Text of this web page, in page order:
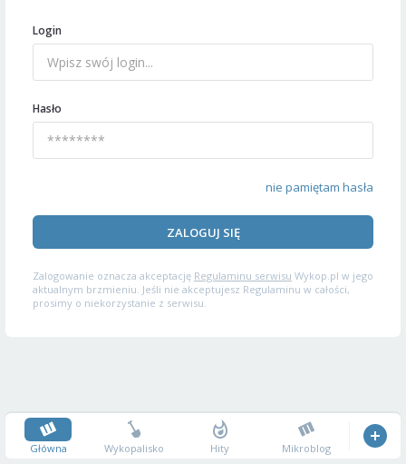
Login
Hasło
nie pamiętam hasła
ZALOGUJ SIĘ
Zalogowanie oznacza akceptację Regulaminu serwisu Wykop.pl w jego
aktualnym brzmieniu. Jeśli nie akceptujesz Regulaminu w całości,
prosimy o niekorzystanie z serwisu.
Główna Wykopalisko Hity Mikroblog